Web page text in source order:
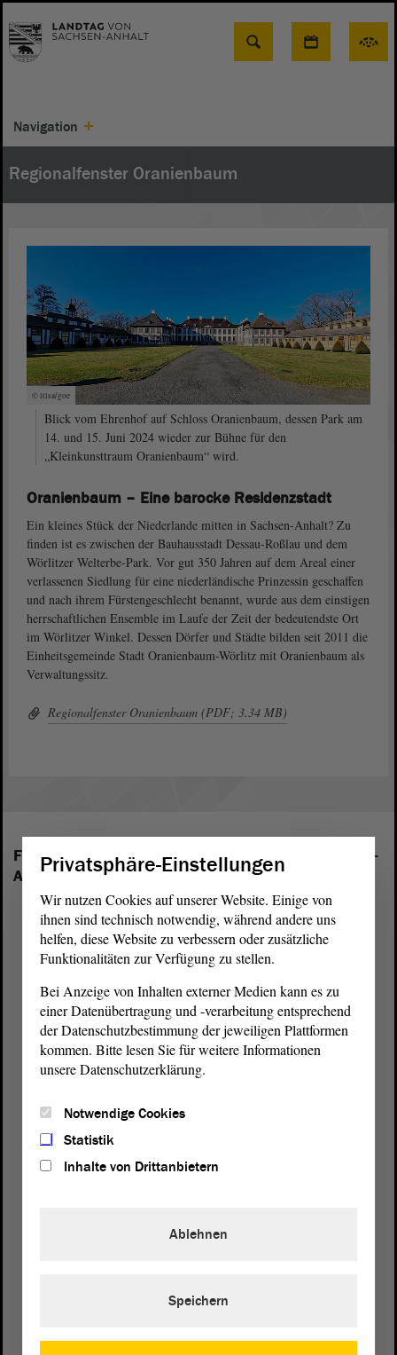
Suche
Navigation
Regionalfenster Oranienbaum
© ltlsa/goe
Blick vom Ehrenhof auf Schloss Oranienbaum, dessen Park am
14. und 15. Juni 2024 wieder zur Bühne für den
„Kleinkunsttraum Oranienbaum“ wird.
Oranienbaum – Eine barocke Residenzstadt
Ein kleines Stück der Niederlande mitten in Sachsen-Anhalt? Zu
finden ist es zwischen der Bauhausstadt Dessau-Roßlau und dem
Wörlitzer Welterbe-Park. Vor gut 350 Jahren auf dem Areal einer
verlassenen Siedlung für eine niederländische Prinzessin geschaffen
und nach ihrem Fürstengeschlecht benannt, wurde aus dem einstigen
herrschaftlichen Ensemble im Laufe der Zeit der bedeutendste Ort
im Wörlitzer Winkel. Dessen Dörfer und Städte bilden seit 2011 die
Einheitsgemeinde Stadt Oranienbaum-Wörlitz mit Oranienbaum als
Verwaltungssitz.
Regionalfenster Oranienbaum (PDF; 3.34 MB)
Folgende Fraktionen sind im Landtag von Sachsen-
Anhalt vertreten:
Auf Google Maps
Privatsphäre-Einstellungen
Wir nutzen Cookies auf unserer Website. Einige von
ihnen sind technisch notwendig, während andere uns
helfen, diese Website zu verbessern oder zusätzliche
Funktionalitäten zur Verfügung zu stellen.
Bei Anzeige von Inhalten externer Medien kann es zu
einer Datenübertragung und -verarbeitung entsprechend
der Datenschutzbestimmung der jeweiligen Plattformen
kommen. Bitte lesen Sie für weitere Informationen
unsere Datenschutzerklärung.
Notwendige Cookies
Statistik
Inhalte von Drittanbietern
Ablehnen
Speichern